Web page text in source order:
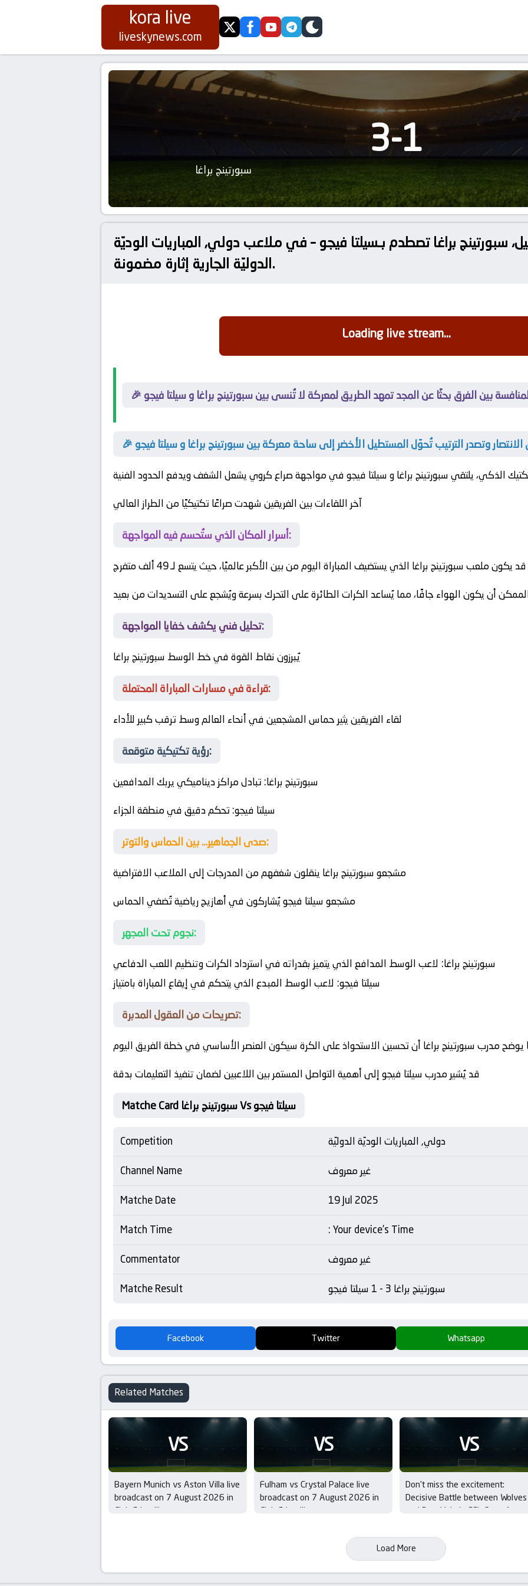
kora live
liveskynews.com twitterfacebookyoutubetelegram
skin
سبورتينج براغا
3-1
سبورتينج براغا تصطدم بـسيلتا فيجو – في ملاعب دولي, المباريات الوديّة
الدوليّة الجارية إثارة مضمونة.
Loading live stream...
بين الفرق بحثًا عن المجد تمهد الطريق لمعركة لا تُنسى بين سبورتينج براغا و سيلتا فيجو
وتصدر الترتيب تُحوّل المستطيل الأخضر إلى ساحة معركة بين سبورتينج براغا و سيلتا فيجو
الذكي، يلتقيسبورتينج براغاوسيلتا فيجو
آخر اللقاءات بين الفريقين شهدت صراعًا تكتيكيًا من الطراز العالي
أسرار المكان الذي ستُحسم فيه المواجهة:
قد يكون ملعب سبورتينج براغا الذي يستضيف المباراة اليوم من بين الأكبر عالميًا، حيث يتسع لـ 49 ألف متفرج
أن يكون الهواء جافًا، مما يُساعد الكرات الطائرة على التحرك بسرعة ويُشجع على التسديدات من بعيد
تحليل فني يكشف خفايا المواجهة:
يُبرزون نقاط القوة في خط الوسط سبورتينج براغا
قراءة في مسارات المباراة المحتملة:
لقاء الفريقين يثير حماس المشجعين في أنحاء العالم وسط ترقب كبير للأداء
رؤية تكتيكية متوقعة:
سبورتينج براغا: تبادل مراكز ديناميكي يربك المدافعين
سيلتا فيجو: تحكم دقيق في منطقة الجزاء
صدى الجماهير… بين الحماس والتوتر:
مشجعو سبورتينج براغا ينقلون شغفهم من المدرجات إلى الملاعب الافتراضية
مشجعو سيلتا فيجو يُشاركون في أهازيج رياضية تُضفي الحماس
نجوم تحت المجهر:
سبورتينج براغا: لاعب الوسط المدافع الذي يتميز بقدراته في استرداد الكرات وتنظيم اللعب الدفاعي
سيلتا فيجو: لاعب الوسط المبدع الذي يتحكم في إيقاع المباراة بامتياز
تصريحات من العقول المدبرة:
يوضح مدرب سبورتينج براغا أن تحسين الاستحواذ على الكرة سيكون العنصر الأساسي في خطة الفريق اليوم
قد يُشير مدرب سيلتا فيجو إلى أهمية التواصل المستمر بين اللاعبين لضمان تنفيذ التعليمات بدقة
Matche Card سبورتينج براغا Vs سيلتا فيجو
Competition
دولي, المباريات الوديّة الدوليّة
Channel Name
غير معروف
Matche Date
19 Jul 2025
Match Time
: Your device's Time
Commentator
غير معروف
Matche Result
سبورتينج براغا 3 - 1 سيلتا فيجو
Facebook Twitter Whatsapp
Related Matches
VS
Bayern Munich vs Aston Villa live
broadcast on 7 August 2026 in
Club Friendlies
VS
Fulham vs Crystal Palace live
broadcast on 7 August 2026 in
Club Friendlies
VS
Don’t miss the excitement:
Decisive Battle between Wolves
and Port Vale in EFL Cup – 1st
Load More